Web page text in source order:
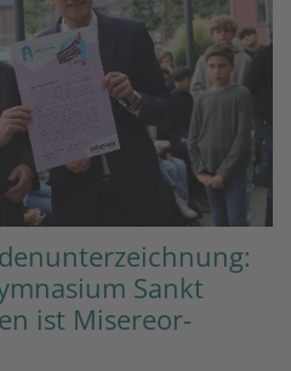
Sankt
ist Misereor-